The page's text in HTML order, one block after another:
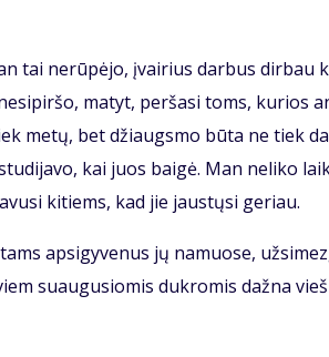
tai ne­rū­pė­jo, įvai­rius dar­bus dir­bau
ma­tyt, per­ša­si toms, ku­rios
me­tų, bet džiaugs­mo bū­ta ne tiek
kai juos bai­gė. Man ne­li­ko
ki­tiems, kad jie jaus­tų­si ge­riau.
ap­si­gy­ve­nus jų na­muo­se,
su­au­gu­sio­mis duk­ro­mis daž­na